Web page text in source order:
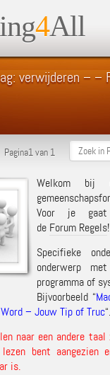
4All
verwijderen – –
Pagina1 van 1
Welkom bij
Voor je gaat
de Forum Regels!
Specifieke
onderwerp
programma of
Bijvoorbeeld “
– Jouw Tip of Truc“.
naar een andere
bent aangezien
is.